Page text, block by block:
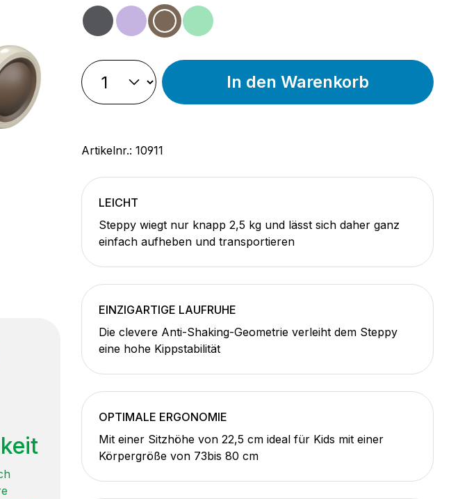
shadowlavender
mocha
mint
In den Warenkorb
Artikelnr.: 10911
LEICHT
Steppy wiegt nur knapp 2,5 kg und lässt sich daher ganz
einfach aufheben und transportieren
EINZIGARTIGE LAUFRUHE
Die clevere Anti-Shaking-Geometrie verleiht dem Steppy
eine hohe Kippstabilität
OPTIMALE ERGONOMIE
Mit einer Sitzhöhe von 22,5 cm ideal für Kids mit einer
Körpergröße von 73bis 80 cm